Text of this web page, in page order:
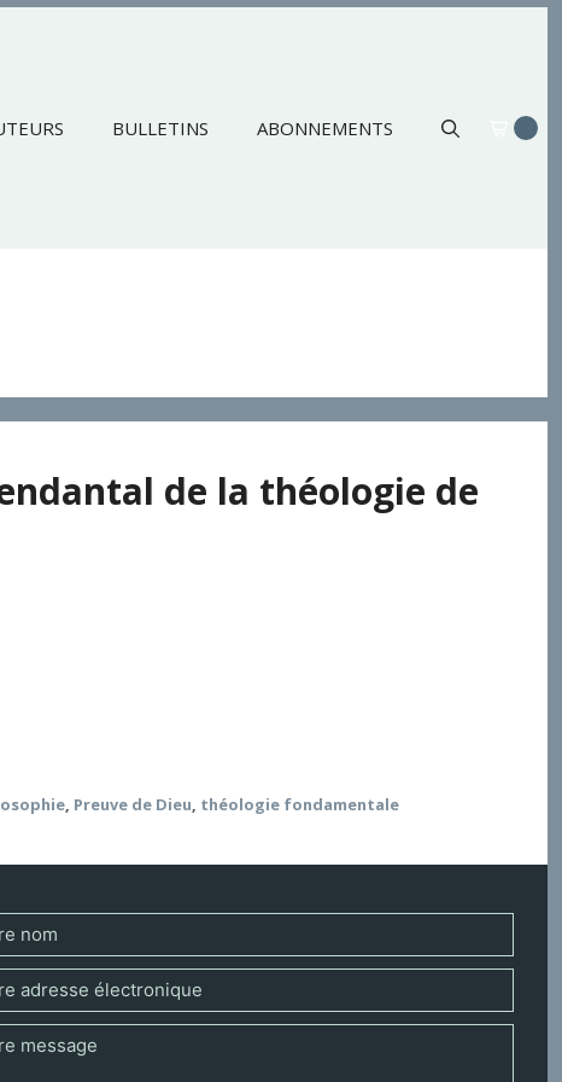
BULLETINS ABONNEMENTS
de la théologie de
, Preuve de Dieu, théologie fondamentale